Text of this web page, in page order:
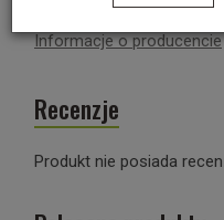
Informacje o producencie
Recenzje
Produkt nie posiada